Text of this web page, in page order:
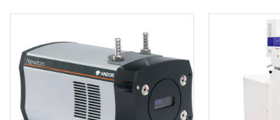
The Newton 940 spectroscopic
CCD camera series utilizes a 1024 x
255 or 2048 x 512 array of 26 µm or
13.5 µm pixels, with thermoelectric
cooling down to -100°C, resulting in
PlasmaPro
器件提供精
统专为GaN
纳米尺度层
字/循环刻蚀
的表面。 数
领域的原子